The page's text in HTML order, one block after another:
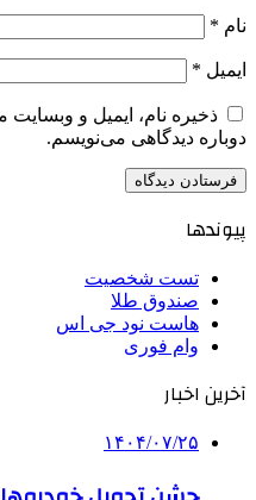
نام *
ایمیل *
ذخیره نام، ایمیل و
دوباره دیدگاهی می‌نویسم.
پیوندها
تست شخصیت
صندوق طلا
هاست نود جی اس
وام فوری
آخرین اخبار
۱۴۰۴/۰۷/۲۵